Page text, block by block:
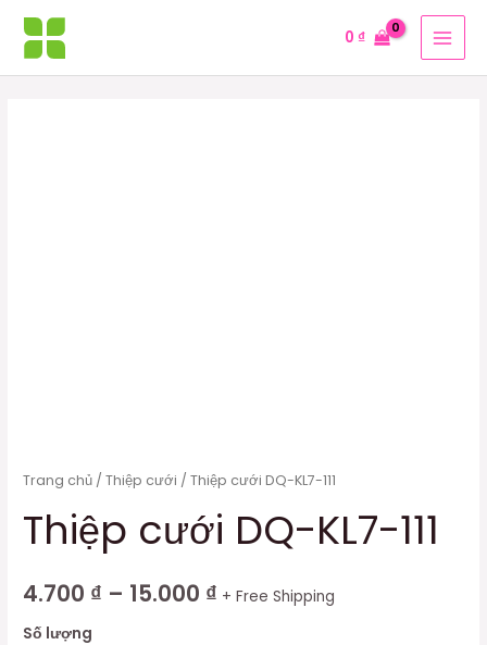
Nhảy
0 ₫
Trang chủ /Thiệp cưới / Thiệp cưới DQ-KL7-111
Thiệp cưới DQ-KL7-111
4.700 ₫ – 15.000 ₫ + Free Shipping
Số lượng